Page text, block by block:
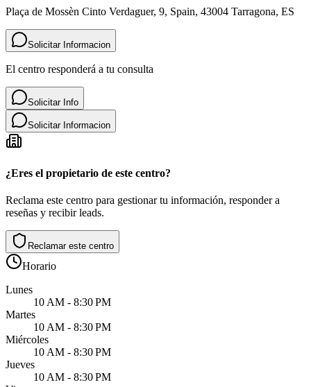
Plaça de Mossèn Cinto Verdaguer, 9, Spain, 43004 Tarragona, ES
Solicitar Informacion
El centro responderá a tu consulta
Solicitar Info
Solicitar Informacion
¿Eres el propietario de este centro?
Reclama este centro para gestionar tu información, responder a
reseñas y recibir leads.
Reclamar este centro
Horario
Lunes
10 AM - 8:30 PM
Martes
10 AM - 8:30 PM
Miércoles
10 AM - 8:30 PM
Jueves
10 AM - 8:30 PM